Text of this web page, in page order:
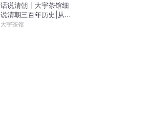
话说清朝丨大宇茶馆细
说清朝三百年历史|从努
尔哈赤到末代皇帝溥仪|
大宇茶馆